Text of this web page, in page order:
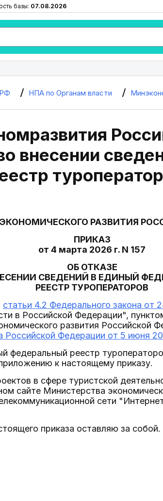
базы: 07.08.2026
НПА по Органам власти
внесении
РАЗВИТИЯ
ПРИКАЗ
от 4 марта 2026 г. N 157
ОБ ОТКАЗЕ
СВЕДЕНИЙ В ЕДИНЫЙ
РЕЕСТР ТУРОПЕРАТОРОВ
статьи 4.2 Федерального закона от
в Российской Федерации",
развития Российской
Российской Федерации от 5 июня
федеральный реестр
к настоящему приказу.
в сфере туристской
сайте Министерства
сети
приказа оставляю за собой.